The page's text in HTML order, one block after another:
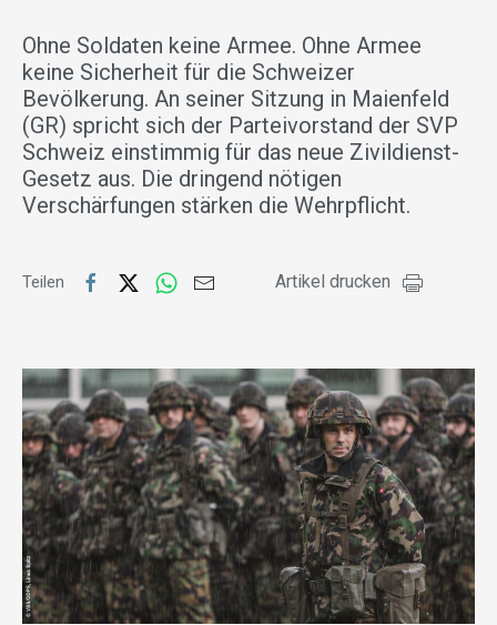
Ohne Soldaten keine Armee. Ohne Armee
keine Sicherheit für die Schweizer
Bevölkerung. An seiner Sitzung in Maienfeld
(GR) spricht sich der Parteivorstand der SVP
Schweiz einstimmig für das neue Zivildienst-
Gesetz aus. Die dringend nötigen
Verschärfungen stärken die Wehrpflicht.
Teilen Artikel drucken